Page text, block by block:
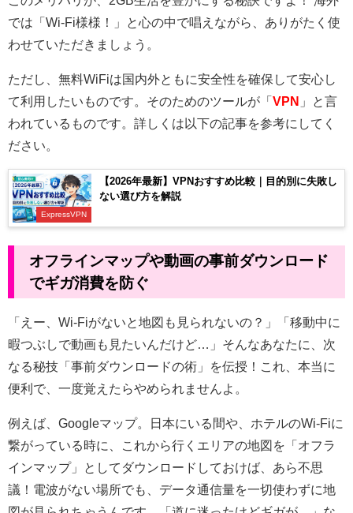
では「Wi-Fi様様！」と心の中で唱えながら、ありがたく使
わせていただきましょう。
ただし、無料WiFiは国内外ともに安全性を確保して安心し
て利用したいものです。そのためのツールが「 VPN 」と言
われているものです。詳しくは以下の記事を参考にしてく
ださい。
ExpressVPN
【2026年最新】VPNおすすめ比較｜目的別に失敗し
ない選び方を解説
オフラインマップや動画の事前ダウンロード
でギガ消費を防ぐ
「えー、Wi-Fiがないと地図も見られないの？」「移動中に
暇つぶしで動画も見たいんだけど…」そんなあなたに、次
なる秘技「事前ダウンロードの術」を伝授！これ、本当に
便利で、一度覚えたらやめられませんよ。
例えば、Googleマップ。日本にいる間や、ホテルのWi-Fiに
繋がっている時に、これから行くエリアの地図を「オフラ
インマップ」としてダウンロードしておけば、あら不思
議！電波がない場所でも、データ通信量を一切使わずに地